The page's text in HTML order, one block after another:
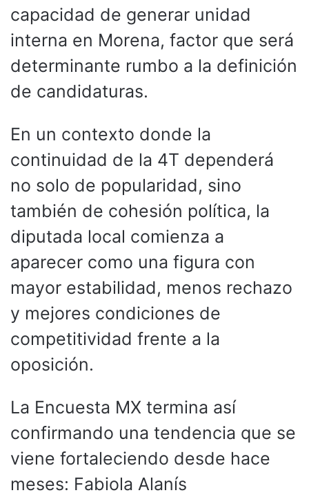
capacidad de generar unidad
interna en Morena, factor que será
determinante rumbo a la definición
de candidaturas.
En un contexto donde la
continuidad de la 4T dependerá
no solo de popularidad, sino
también de cohesión política, la
diputada local comienza a
aparecer como una figura con
mayor estabilidad, menos rechazo
y mejores condiciones de
competitividad frente a la
oposición.
La Encuesta MX termina así
confirmando una tendencia que se
viene fortaleciendo desde hace
meses: Fabiola Alanís